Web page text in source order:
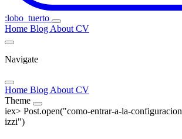
:lobo_tuerto
Home Blog About CV
Navigate
Home Blog About CV
Theme
iex> Post.open("como-entrar-a-la-
izzi")